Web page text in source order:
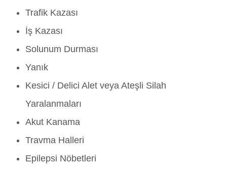
Trafik Kazası
İş Kazası
Solunum Durması
Yanık
Kesici / Delici Alet veya Ateşli Silah
Yaralanmaları
Akut Kanama
Travma Halleri
Epilepsi Nöbetleri